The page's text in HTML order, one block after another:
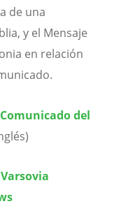
de una
y el Mensaje
en relación
del